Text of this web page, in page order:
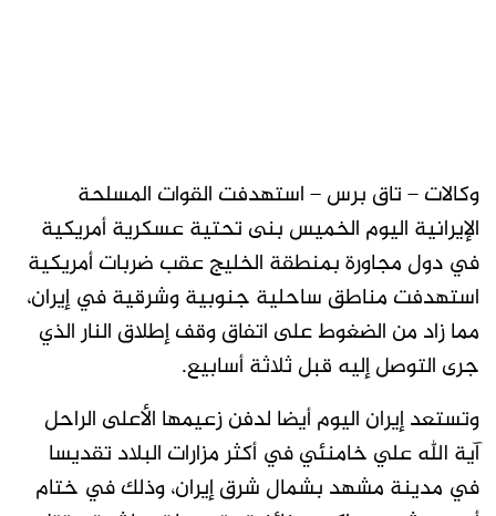
وكالات – تاق برس – استهدفت القوات المسلحة
الإيرانية اليوم الخميس بنى تحتية عسكرية أمريكية
في دول مجاورة بمنطقة الخليج عقب ضربات أمريكية
استهدفت مناطق ساحلية جنوبية وشرقية في إيران،
مما زاد من الضغوط ​على اتفاق وقف إطلاق النار الذي
جرى التوصل إليه قبل ثلاثة أسابيع.
وتستعد إيران اليوم أيضا لدفن زعيمها الأعلى الراحل
آية الله علي خامنئي في أكثر مزارات البلاد تقديسا
‌في مدينة مشهد بشمال شرق إيران، وذلك في ختام